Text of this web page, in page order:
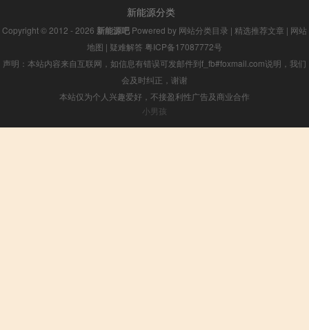
新能源分类
Copyright © 2012 - 2026 新能源吧 Powered by 网站分类目录 | 精选推荐文章 | 网站
地图 | 疑难解答 粤ICP备17087772号
声明：本站内容来自互联网，如信息有错误可发邮件到f_fb#foxmail.com说明，我们
会及时纠正，谢谢
本站仅为个人兴趣爱好，不接盈利性广告及商业合作
小男孩